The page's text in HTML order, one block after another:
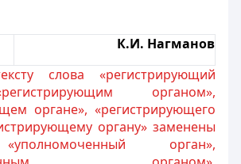
К.И. Нагманов
слова «регистрирующий
органом»,
органе», «регистрирующего
органу» заменены
орган»,